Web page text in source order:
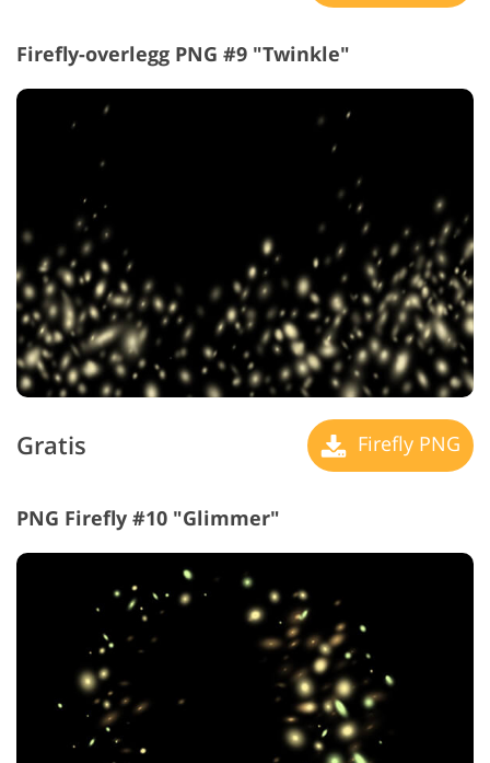
Firefly-overlegg PNG #9 "Twinkle"
Gratis Firefly PNG
PNG Firefly #10 "Glimmer"